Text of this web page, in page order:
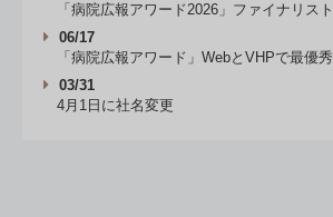
「病院広報アワード2026」ファイナリス
06/17
「病院広報アワード」WebとVHPで最優
03/31
4月1日に社名変更